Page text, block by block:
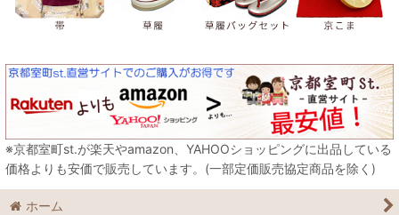
※京都室町st.が楽天やamazon、YAHOOショッピングに出品している
価格よりも安価で販売しています。(一部定価販売協定商品を除く)
ホーム